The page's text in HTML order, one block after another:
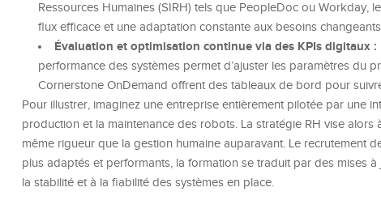
Ressources Humaines (SIRH) tels que PeopleDoc ou Workday,
flux efficace et une adaptation constante aux besoins
Évaluation et optimisation continue via des KPIs digitaux :
performance des systèmes permet d’ajuster les paramètres du
Cornerstone OnDemand offrent des tableaux de bord pour
Pour illustrer, imaginez une entreprise entièrement pilotée par une
production et la maintenance des robots. La stratégie RH vise
même rigueur que la gestion humaine auparavant. Le recrutement
plus adaptés et performants, la formation se traduit par des mises
la stabilité et à la fiabilité des systèmes en place.